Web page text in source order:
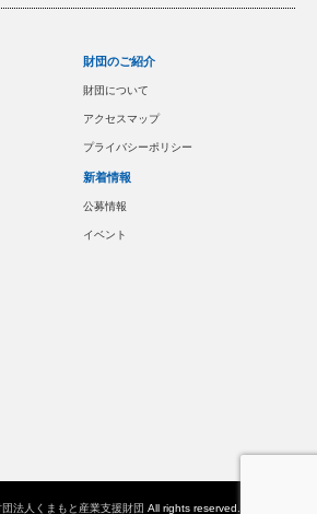
財団のご紹介
財団について
アクセスマップ
プライバシーポリシー
新着情報
公募情報
イベント
法人くまもと産業支援財団 All rights reserved.